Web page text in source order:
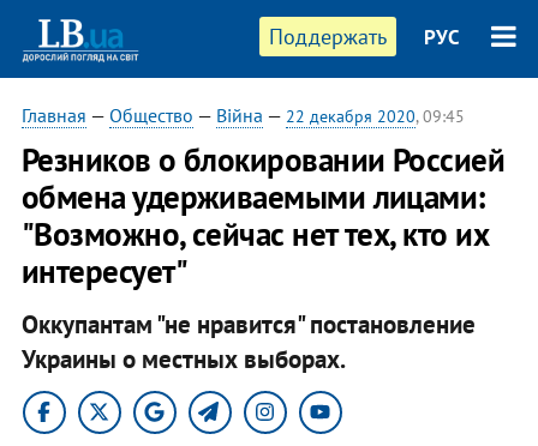
Поддержать РУС
Главная — Общество — Війна — 22 декабря 2020, 09:45
Резников о блокировании Россией
обмена удерживаемыми лицами:
"Возможно, сейчас нет тех, кто их
интересует"
Оккупантам "не нравится" постановление
Украины о местных выборах.